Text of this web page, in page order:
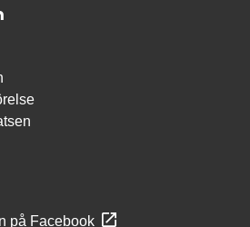
på Facebook